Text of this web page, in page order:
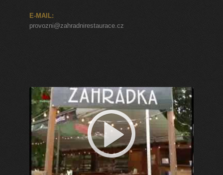
E-MAIL:
provozni@zahradnirestaurace.cz